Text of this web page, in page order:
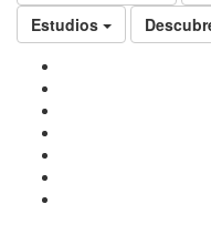
Estudios